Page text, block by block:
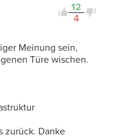
12
4
Meinung sein,
Türe wischen.
zurück. Danke